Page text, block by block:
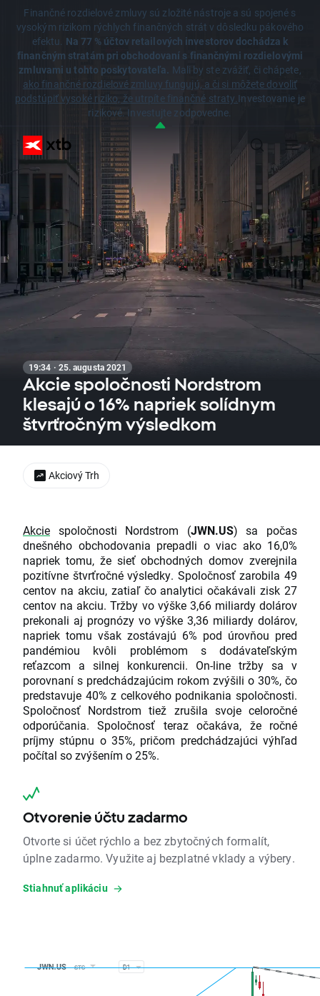
Finančné rozdielové zmluvy sú zložité nástroje a sú spojené s
vysokým rizikom rýchlych finančných strát v dôsledku pákového
efektu. Na 77 % účtov retailových investorov dochádza k
finančným stratám pri obchodovaní s finančnými rozdielovými
zmluvami u tohto poskytovateľa. Mali by ste zvážiť, či chápete,
ako finančné rozdielové zmluvy fungujú, a či si môžete dovoliť
podstúpiť vysoké riziko, že utrpíte finančné straty.Investovanie je
rizikové. Investujte zodpovedne.
19:34 · 25. augusta 2021
Akcie spoločnosti Nordstrom
klesajú o 16% napriek solídnym
štvrťročným výsledkom
Akcie spoločnosti Nordstrom (JWN.US) sa počas
dnešného obchodovania prepadli o viac ako 16,0%
napriek tomu, že sieť obchodných domov zverejnila
pozitívne štvrťročné výsledky. Spoločnosť zarobila 49
centov na akciu, zatiaľ čo analytici očakávali zisk 27
centov na akciu. Tržby vo výške 3,66 miliardy dolárov
prekonali aj prognózy vo výške 3,36 miliardy dolárov,
napriek tomu však zostávajú 6% pod úrovňou pred
pandémiou kvôli problémom s dodávateľským
reťazcom a silnej konkurencii. On-line tržby sa v
porovnaní s predchádzajúcim rokom zvýšili o 30%, čo
predstavuje 40% z celkového podnikania spoločnosti.
Spoločnosť Nordstrom tiež zrušila svoje celoročné
odporúčania. Spoločnosť teraz očakáva, že ročné
príjmy stúpnu o 35%, pričom predchádzajúci výhľad
počítal so zvýšením o 25%.
Otvorenie účtu zadarmo
Otvorte si účet rýchlo a bez zbytočných formalít,
úplne zadarmo. Využite aj bezplatné vklady a výbery.
Stiahnuť aplikáciu
Akciový Trh